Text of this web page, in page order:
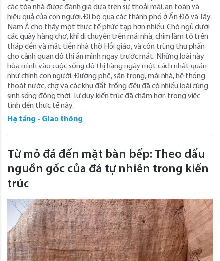
các tòa nhà được đánh giá dựa trên sự thoải mái, an toàn và
hiệu quả của con người. Đi bộ qua các thành phố ở Ấn Độ và Tây
Nam Á cho thấy một thực tế phức tạp hơn nhiều. Chó ngủ dưới
các quầy hàng chợ, khỉ di chuyển trên mái nhà, chim làm tổ trên
tháp đền và mặt tiền nhà thờ Hồi giáo, và côn trùng thụ phấn
cho cảnh quan đô thị ẩn mình ngay trước mắt. Những loài này
hòa mình vào cuộc sống đô thị hàng ngày một cách nhất quán
như chính con người. Đường phố, sân trong, mái nhà, hệ thống
thoát nước, chợ và các khu đất trống đều đã có nhiều loài cùng
sinh sống đồng thời. Tư duy kiến ​​trúc đã chậm hơn trong việc
tính đến thực tế này.
Hạ tầng - Giao thông
Từ mỏ đá đến mặt bàn bếp: Theo dấu
nguồn gốc của đá tự nhiên trong kiến ​​
trúc